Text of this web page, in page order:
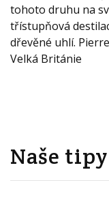
tohoto druhu na
třístupňová
dřevěné uhlí.
Velká Británie
Naše tipy